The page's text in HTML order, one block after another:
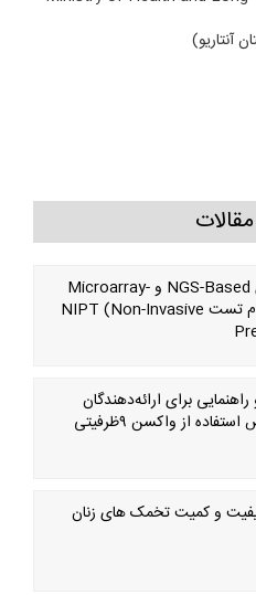
مقایسه روش‌های NGS-Based و Microarray-
Based برای انجام تست NIPT (Non-Invasive
برای ارائه‌دهندگان
واکسن در خصوص استفاده از واکسن ۹‌ظرفیتی
و کمیت تخمک های زنان